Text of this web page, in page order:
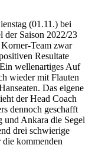
(01.11.) bei
der Saison 2022/23
Team zwar
Resultate
wellenartiges Auf
wieder mit Flauten
Das eigene
der Head Coach
dennoch geschafft
und Ankara die Segel
drei schwierige
kommenden